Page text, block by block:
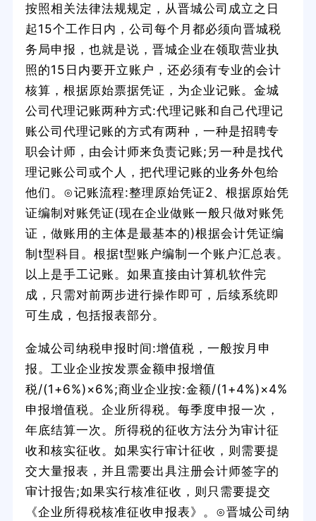
按照相关法律法规规定，从晋城公司成立之日
起15个工作日内，公司每个月都必须向晋城税
务局申报，也就是说，晋城企业在领取营业执
照的15日内要开立账户，还必须有专业的会计
核算，根据原始票据凭证，为企业记账。金城
公司代理记账两种方式:代理记账和自己代理记
账公司代理记账的方式有两种，一种是招聘专
职会计师，由会计师来负责记账;另一种是找代
理记账公司或个人，把代理记账的业务外包给
他们。⊙记账流程:整理原始凭证2、根据原始凭
证编制对账凭证(现在企业做账一般只做对账凭
证，做账用的主体是最基本的)根据会计凭证编
制t型科目。根据t型账户编制一个账户汇总表。
以上是手工记账。如果直接由计算机软件完
成，只需对前两步进行操作即可，后续系统即
可生成，包括报表部分。
金城公司纳税申报时间:增值税，一般按月申
报。工业企业按发票金额申报增值
税/(1+6%)×6%;商业企业按:金额/(1+4%)×4%
申报增值税。企业所得税。每季度申报一次，
年底结算一次。所得税的征收方法分为审计征
收和核实征收。如果实行审计征收，则需要提
交大量报表，并且需要出具注册会计师签字的
审计报告;如果实行核准征收，则只需要提交
《企业所得税核准征收申报表》。⊙晋城公司纳